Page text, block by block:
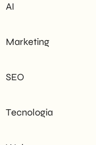
AI
Marketing
SEO
Tecnologia